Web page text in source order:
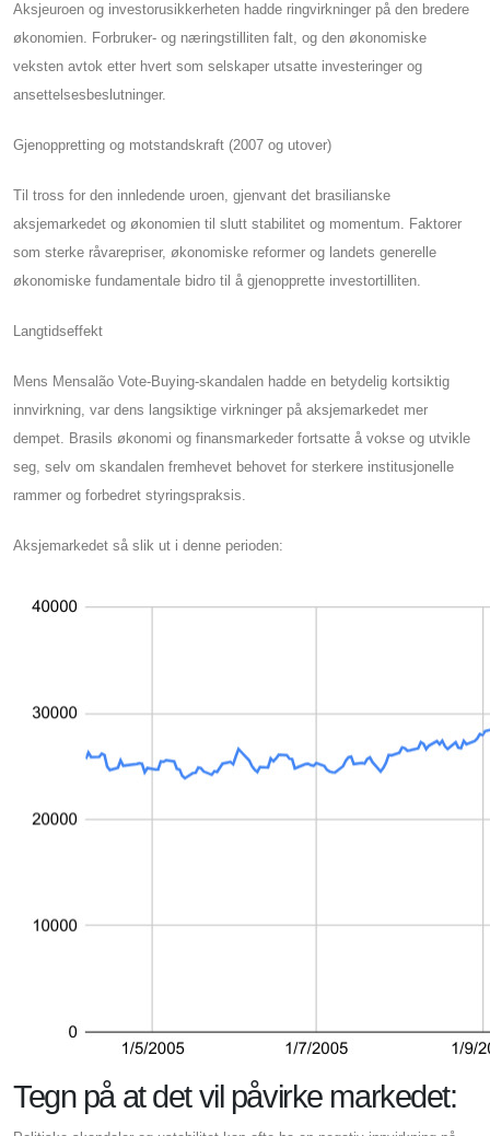
Aksjeuroen og investorusikkerheten hadde ringvirkninger på den bredere
økonomien. Forbruker- og næringstilliten falt, og den økonomiske
veksten avtok etter hvert som selskaper utsatte investeringer og
ansettelsesbeslutninger.
Gjenoppretting og motstandskraft (2007 og utover)
Til tross for den innledende uroen, gjenvant det brasilianske
aksjemarkedet og økonomien til slutt stabilitet og momentum. Faktorer
som sterke råvarepriser, økonomiske reformer og landets generelle
økonomiske fundamentale bidro til å gjenopprette investortilliten.
Langtidseffekt
Mens Mensalão Vote-Buying-skandalen hadde en betydelig kortsiktig
innvirkning, var dens langsiktige virkninger på aksjemarkedet mer
dempet. Brasils økonomi og finansmarkeder fortsatte å vokse og utvikle
seg, selv om skandalen fremhevet behovet for sterkere institusjonelle
rammer og forbedret styringspraksis.
Aksjemarkedet så slik ut i denne perioden:
Tegn på at det vil påvirke markedet: